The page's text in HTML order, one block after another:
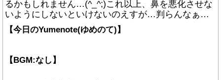
るかもしれません…(^_^;)これ以上、鼻を悪化させな
いようにしないといけないのえすが…判らんなぁ…
【今日のYumenote(ゆめのて)】
【BGM:なし】